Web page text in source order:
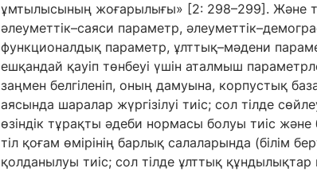
ұмтылысының жоғарылығы» [2: 298–299]. Және
әлеуметтік–саяси параметр,
функционалдық параметр, ұлттық–мәдени
ешқандай қауіп төнбеуі үшін аталмыш
заңмен белгіленіп, оның дамуына, корпустық
аясында шаралар жүргізілуі тиіс; сол тілде
өзіндік тұрақты әдеби нормасы болуы тиіс және
тіл қоғам өмірінің барлық салаларында (білім
қолданылуы тиіс; сол тілде ұлттық